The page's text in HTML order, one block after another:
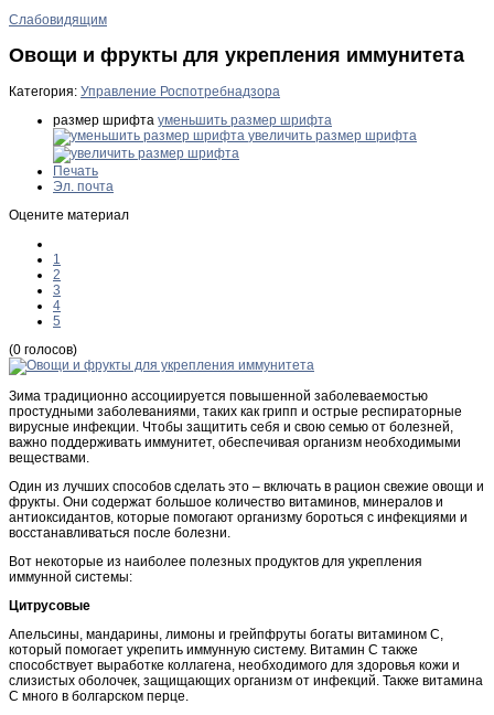
Слабовидящим
Овощи и фрукты для укрепления иммунитета
Категория: Управление Роспотребнадзора
размер шрифта уменьшить размер шрифта
увеличить размер шрифта
Печать
Эл. почта
Оцените материал
1
2
3
4
5
(0 голосов)
Зима традиционно ассоциируется повышенной заболеваемостью
простудными заболеваниями, таких как грипп и острые респираторные
вирусные инфекции. Чтобы защитить себя и свою семью от болезней,
важно поддерживать иммунитет, обеспечивая организм необходимыми
веществами.
Один из лучших способов сделать это – включать в рацион свежие овощи и
фрукты. Они содержат большое количество витаминов, минералов и
антиоксидантов, которые помогают организму бороться с инфекциями и
восстанавливаться после болезни.
Вот некоторые из наиболее полезных продуктов для укрепления
иммунной системы:
Цитрусовые
Апельсины, мандарины, лимоны и грейпфруты богаты витамином C,
который помогает укрепить иммунную систему. Витамин C также
способствует выработке коллагена, необходимого для здоровья кожи и
слизистых оболочек, защищающих организм от инфекций. Также витамина
С много в болгарском перце.